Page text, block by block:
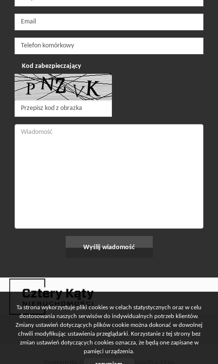
Kod zabezpieczający
Ta strona wykorzystuje pliki cookies w celach statystycznych oraz w celu
dostosowania naszych serwisów do indywidualnych potrzeb klientów.
Zmiany ustawień dotyczących plików cookie można dokonać w dowolnej
chwili modyfikując ustawienia przeglądarki. Korzystanie z tej strony bez
zmian ustawień dotyczących cookies oznacza, że będą one zapisane w
pamięci urządzenia.